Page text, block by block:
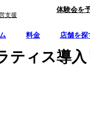
支援
体験会を
料金 店舗を探
ティス導